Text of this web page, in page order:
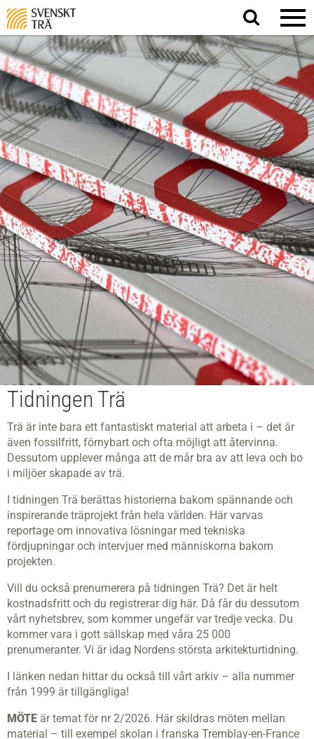
Sök
på
webbplatsen
Tidningen Trä
Trä är inte bara ett fantastiskt material att arbeta i – det är
även fossilfritt, förnybart och ofta möjligt att återvinna.
Dessutom upplever många att de mår bra av att leva och bo
i miljöer skapade av trä.
I tidningen Trä berättas historierna bakom spännande och
inspirerande träprojekt från hela världen. Här varvas
reportage om innovativa lösningar med tekniska
fördjupningar och intervjuer med människorna bakom
projekten.
Vill du också prenumerera på tidningen Trä? Det är helt
kostnadsfritt och du registrerar dig här. Då får du dessutom
vårt nyhetsbrev, som kommer ungefär var tredje vecka. Du
kommer vara i gott sällskap med våra 25 000
prenumeranter. Vi är idag Nordens största arkitekturtidning.
I länken nedan hittar du också till vårt arkiv – alla nummer
från 1999 är tillgängliga!
MÖTE är temat för nr 2/2026. Här skildras möten mellan
material – till exempel skolan i franska Tremblay-en-France